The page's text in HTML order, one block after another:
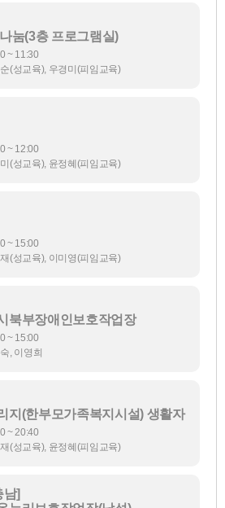
눔(3층 프로그램실)
~ 11:30
(성교육), 우경미(피임교육)
~ 12:00
(성교육), 윤정혜(피임교육)
~ 15:00
(성교육), 이미영(피임교육)
북부장애인보호작업장
~ 15:00
, 이영희
지(한부모가족복지시설) 생활자
~ 20:40
(성교육), 윤정혜(피임교육)
남]